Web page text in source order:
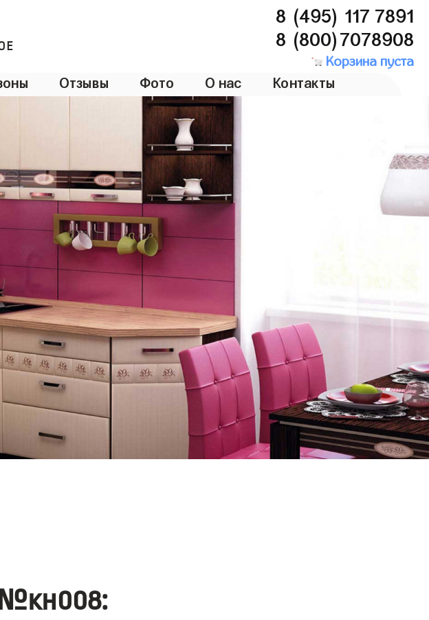
8 (495) 117 7891
8 (800)7078908
Корзина пуста
Отзывы Фото О нас Контакты
№kh008: